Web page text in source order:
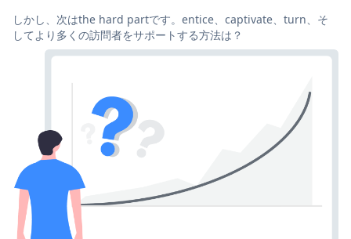
しかし、次はthe hard partです。entice、captivate、turn、そ
してより多くの訪問者をサポートする方法は？